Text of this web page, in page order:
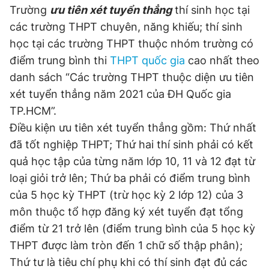
Trường ưu tiên xét tuyển thẳngthí sinh học tại
các trường THPT chuyên, năng khiếu; thí sinh
học tại các trường THPT thuộc nhóm trường có
điểm trung bình thi THPT quốc gia cao nhất theo
danh sách “Các trường THPT thuộc diện ưu tiên
xét tuyển thẳng năm 2021 của ĐH Quốc gia
TP.HCM”.
Điều kiện ưu tiên xét tuyển thẳng gồm: Thứ nhất
đã tốt nghiệp THPT; Thứ hai thí sinh phải có kết
quả học tập của từng năm lớp 10, 11 và 12 đạt từ
loại giỏi trở lên; Thứ ba phải có điểm trung bình
của 5 học kỳ THPT (trừ học kỳ 2 lớp 12) của 3
môn thuộc tổ hợp đăng ký xét tuyển đạt tổng
điểm từ 21 trở lên (điểm trung bình của 5 học kỳ
THPT được làm tròn đến 1 chữ số thập phân);
Thứ tư là tiêu chí phụ khi có thí sinh đạt đủ các